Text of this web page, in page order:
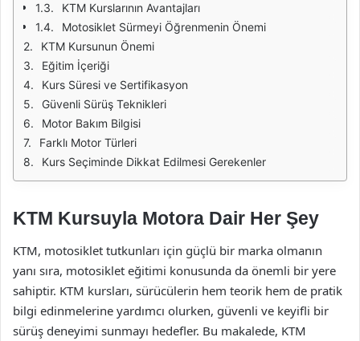
KTM Kurslarının Avantajları
Motosiklet Sürmeyi Öğrenmenin Önemi
KTM Kursunun Önemi
Eğitim İçeriği
Kurs Süresi ve Sertifikasyon
Güvenli Sürüş Teknikleri
Motor Bakım Bilgisi
Farklı Motor Türleri
Kurs Seçiminde Dikkat Edilmesi Gerekenler
KTM Kursuyla Motora Dair Her Şey
KTM, motosiklet tutkunları için güçlü bir marka olmanın
yanı sıra, motosiklet eğitimi konusunda da önemli bir yere
sahiptir. KTM kursları, sürücülerin hem teorik hem de pratik
bilgi edinmelerine yardımcı olurken, güvenli ve keyifli bir
sürüş deneyimi sunmayı hedefler. Bu makalede, KTM